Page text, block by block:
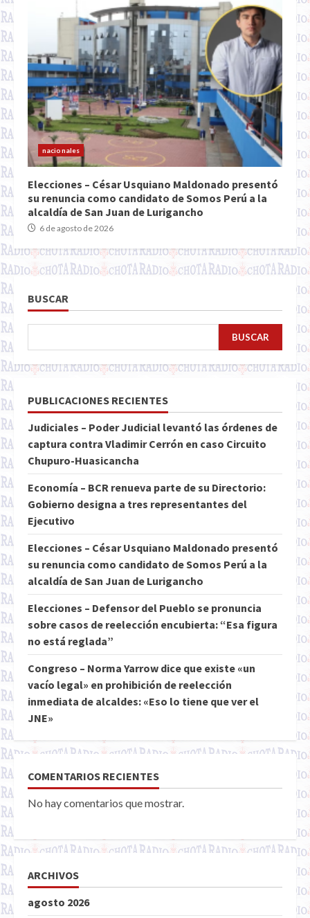
nacionales
Elecciones – César Usquiano Maldonado presentó
su renuncia como candidato de Somos Perú a la
alcaldía de San Juan de Lurigancho
6 de agosto de 2026
BUSCAR
BUSCAR
PUBLICACIONES RECIENTES
Judiciales – Poder Judicial levantó las órdenes de
captura contra Vladimir Cerrón en caso Circuito
Chupuro-Huasicancha
Economía – BCR renueva parte de su Directorio:
Gobierno designa a tres representantes del
Ejecutivo
Elecciones – César Usquiano Maldonado presentó
su renuncia como candidato de Somos Perú a la
alcaldía de San Juan de Lurigancho
Elecciones – Defensor del Pueblo se pronuncia
sobre casos de reelección encubierta: “Esa figura
no está reglada”
Congreso – Norma Yarrow dice que existe «un
vacío legal» en prohibición de reelección
inmediata de alcaldes: «Eso lo tiene que ver el
JNE»
COMENTARIOS RECIENTES
No hay comentarios que mostrar.
ARCHIVOS
agosto 2026